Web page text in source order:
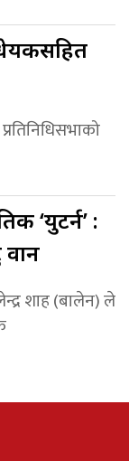
‘युटर्न’ :
शाह (बालेन) ले